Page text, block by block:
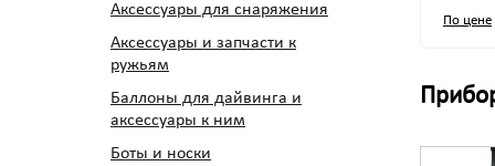
Аксессуары для снаряжения
Аксессуары и запчасти к
ружьям
Баллоны для дайвинга и
аксессуары к ним
Боты и носки
По цене